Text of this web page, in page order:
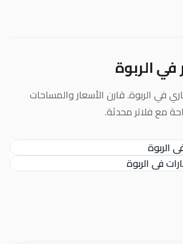
الربوة
عقاري في الربوة. قارن الأسعار والمساحات
مع فلاتر محدثة.
الربوة
في الربوة